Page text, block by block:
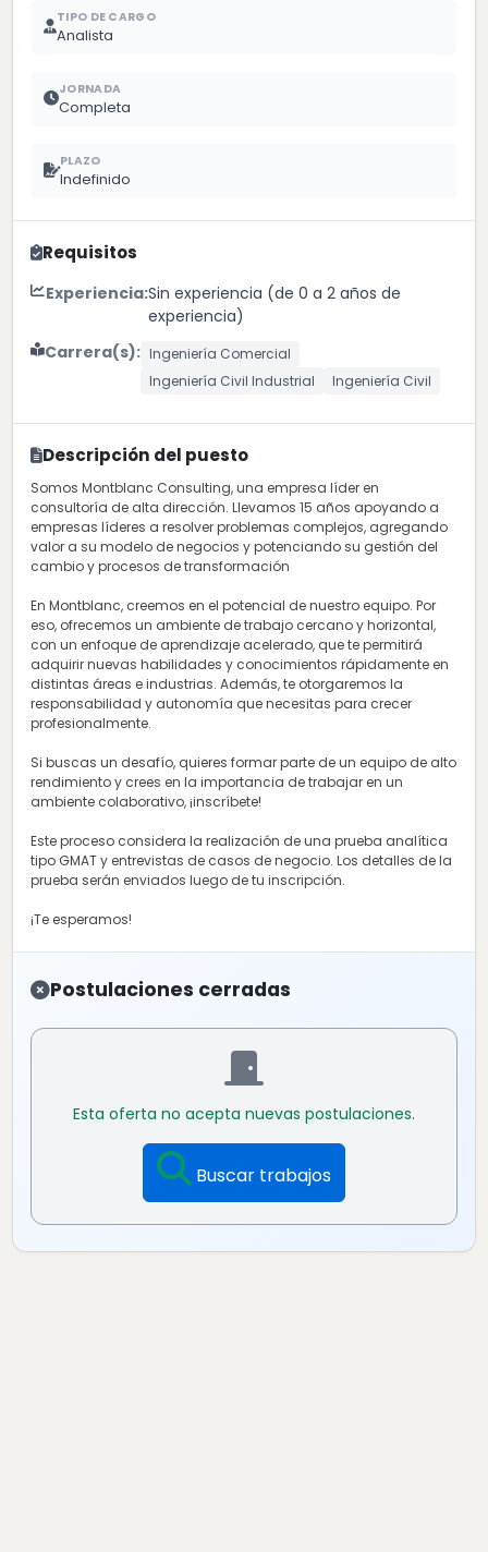
TIPO DE CARGO
Analista
JORNADA
Completa
PLAZO
Indefinido
Requisitos
Experiencia:Sin experiencia (de 0 a 2 años de
experiencia)
Carrera(s): Ingeniería Comercial
Ingeniería Civil Industrial
Ingeniería Civil
Descripción del puesto
Somos Montblanc Consulting, una empresa líder en
consultoría de alta dirección. Llevamos 15 años apoyando a
empresas líderes a resolver problemas complejos, agregando
valor a su modelo de negocios y potenciando su gestión del
cambio y procesos de transformación
En Montblanc, creemos en el potencial de nuestro equipo. Por
eso, ofrecemos un ambiente de trabajo cercano y horizontal,
con un enfoque de aprendizaje acelerado, que te permitirá
adquirir nuevas habilidades y conocimientos rápidamente en
distintas áreas e industrias. Además, te otorgaremos la
responsabilidad y autonomía que necesitas para crecer
profesionalmente.
Si buscas un desafío, quieres formar parte de un equipo de alto
rendimiento y crees en la importancia de trabajar en un
ambiente colaborativo, ¡inscríbete!
Este proceso considera la realización de una prueba analítica
tipo GMAT y entrevistas de casos de negocio. Los detalles de la
prueba serán enviados luego de tu inscripción.
¡Te esperamos!
Postulaciones cerradas
Esta oferta no acepta nuevas postulaciones.
Buscar trabajos